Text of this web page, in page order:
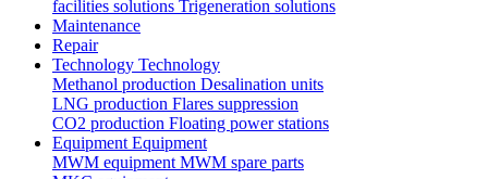
facilities solutions Trigeneration solutions
Maintenance
Repair
Technology Technology
Methanol production Desalination units
LNG production Flares suppression
СО2 production Floating power stations
EquipmentEquipment
MWM equipmentMWM spare parts